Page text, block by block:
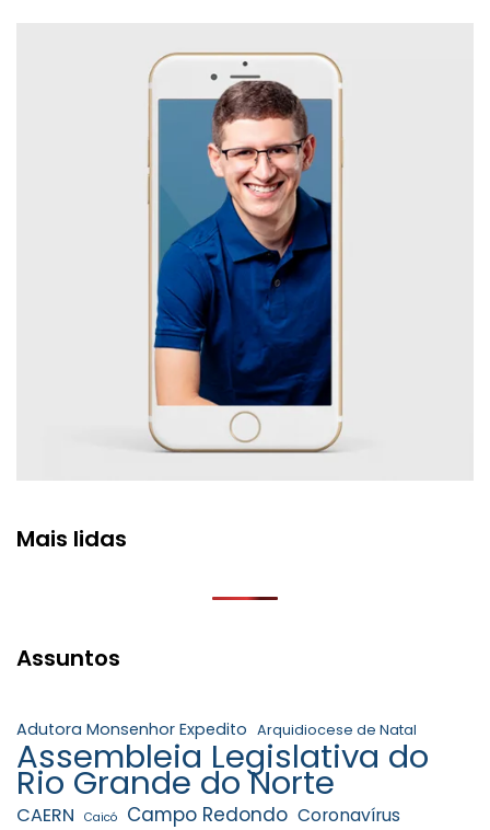
Mais lidas
Assuntos
Adutora Monsenhor Expedito Arquidiocese de Natal
Assembleia Legislativa do
Rio Grande do Norte
CAERN Caicó Campo Redondo Coronavírus